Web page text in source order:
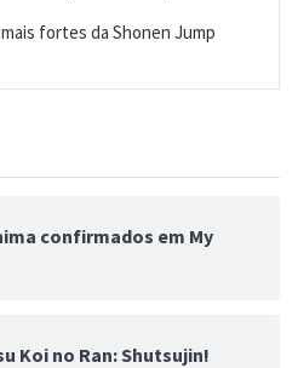
fortes da Shonen Jump
confirmados em My
Koi no Ran: Shutsujin!